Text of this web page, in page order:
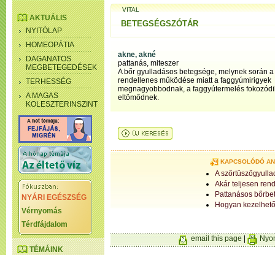
AKTUÁLIS
NYITÓLAP
HOMEOPÁTIA
DAGANATOS
MEGBETEGEDÉSEK
TERHESSÉG
A MAGAS
KOLESZTERINSZINT
NYÁRI EGÉSZSÉG
Vérnyomás
Térdfájdalom
TÉMÁINK
VITAL
BETEGSÉGSZÓTÁR
akne, akné
pattanás, miteszer
A bőr gyulladásos betegsége, melynek során
rendellenes működése miatt a faggyúmirigyek
megnagyobbodnak, a faggyútermelés
eltömődnek.
KAPCSOLÓDÓ
A
Akár teljesen
Pattanásos
Hogyan
email this page